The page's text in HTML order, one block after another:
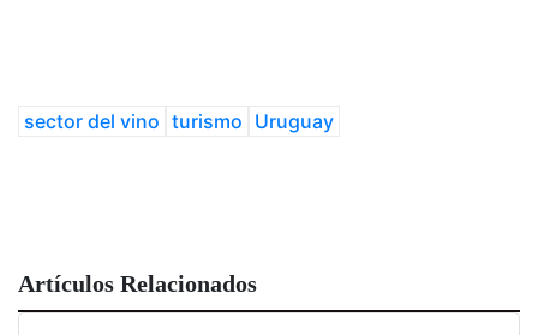
sector del vino turismo Uruguay
Artículos Relacionados